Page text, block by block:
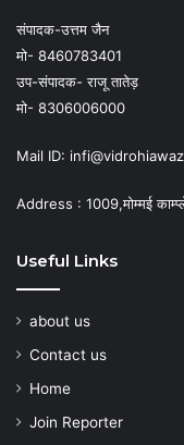
संपादक-उत्तम जैन
मो- 8460783401
उप-संपादक- राजू तातेड़
मो- 8306006000
Mail ID:
Address : 1009,मोम्मई
Useful Links
about us
Contact us
Home
Join Reporter